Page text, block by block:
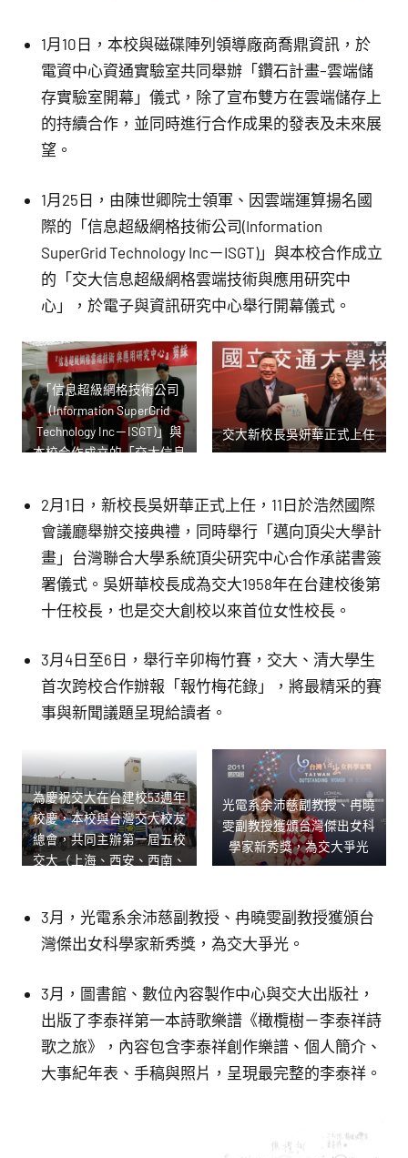
1月10日，本校與磁碟陣列領導廠商喬鼎資訊，於
電資中心資通實驗室共同舉辦「鑽石計畫–雲端儲
存實驗室開幕」儀式，除了宣布雙方在雲端儲存上
的持續合作，並同時進行合作成果的發表及未來展
望。
1月25日，由陳世卿院士領軍、因雲端運算揚名國
際的「信息超級網格技術公司(Information
SuperGrid Technology Inc－ISGT)」與本校合作成立
的「交大信息超級網格雲端技術與應用研究中
心」，於電子與資訊研究中心舉行開幕儀式。
「信息超級網格技術公司
(Information SuperGrid
Technology Inc－ISGT)」與
本校合作成立的「交大信息
究中心」，於電子與資訊研
究中心舉行開幕儀式
交大新校長吳妍華正式上任
2月1日，新校長吳妍華正式上任，11日於浩然國際
會議廳舉辦交接典禮，同時舉行「邁向頂尖大學計
畫」台灣聯合大學系統頂尖研究中心合作承諾書簽
署儀式。吳妍華校長成為交大1958年在台建校後第
十任校長，也是交大創校以來首位女性校長。
3月4日至6日，舉行辛卯梅竹賽，交大、清大學生
首次跨校合作辦報「報竹梅花錄」，將最精采的賽
事與新聞議題呈現給讀者。
為慶祝交大在台建校53週年
校慶，本校與台灣交大校友
總會，共同主辦第一屆五校
交大（上海、西安、西南、
光電系余沛慈副教授、冉曉
雯副教授獲頒台灣傑出女科
學家新秀獎，為交大爭光
3月，光電系余沛慈副教授、冉曉雯副教授獲頒台
灣傑出女科學家新秀獎，為交大爭光。
3月，圖書館、數位內容製作中心與交大出版社，
出版了李泰祥第一本詩歌樂譜《橄欖樹－李泰祥詩
歌之旅》，內容包含李泰祥創作樂譜、個人簡介、
大事紀年表、手稿與照片，呈現最完整的李泰祥。